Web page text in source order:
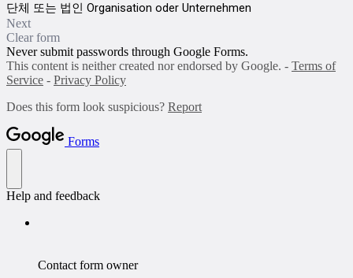
단체 또는 법인 Organisation oder Unternehmen
Next
Clear form
Never submit passwords through Google Forms.
This content is neither created nor endorsed by Google. - Terms of
Service - Privacy Policy
Does this form look suspicious? Report
Forms
Help and feedback
Contact form owner